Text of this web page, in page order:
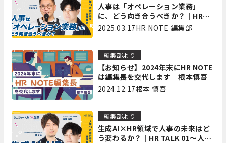
人事は「オペレーション業務」
に、どう向き合うべきか？｜HR
TALK 02～人事DXの最前線を徹底
2025.03.17HR NOTE 編集部
【お知らせ】2024年末にHR NOTE
は編集長を交代します｜根本慎吾
編集部より
2024.12.17根本 慎吾
生成AI×HR領域で人事の未来はど
う変わるか？｜HR TALK 01～人事
編集部より